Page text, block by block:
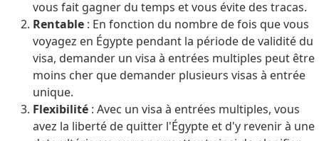
vous fait gagner du temps et vous évite des tracas.
Rentable : En fonction du nombre de fois que vous
voyagez en Égypte pendant la période de validité du
visa, demander un visa à entrées multiples peut être
moins cher que demander plusieurs visas à entrée
unique.
Flexibilité : Avec un visa à entrées multiples, vous
avez la liberté de quitter l'Égypte et d'y revenir à une